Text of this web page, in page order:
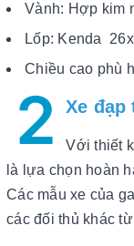
Vành: Hợp kim
Lốp: Kenda
Chiều cao phù
2 Xe đạp
Với thiết
là lựa chọn hoàn
Các mẫu xe của
các đối thủ khác